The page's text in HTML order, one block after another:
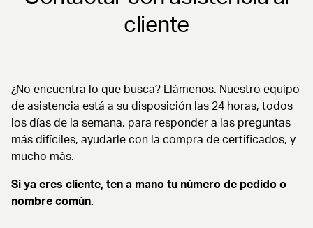
cliente
¿No encuentra lo que busca? Llámenos. Nuestro equipo
de asistencia está a su disposición las 24 horas, todos
los días de la semana, para responder a las preguntas
más difíciles, ayudarle con la compra de certificados, y
mucho más.
Si ya eres cliente, ten a mano tu número de pedido o
nombre común.